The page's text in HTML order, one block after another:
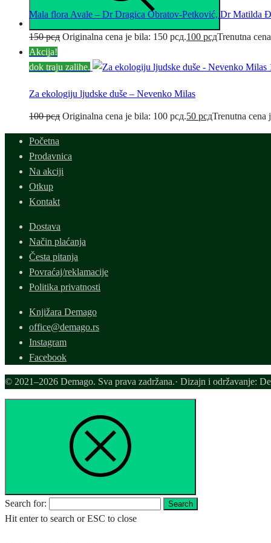
Mala flora Avale – Dr Dragica Obratov-Petković, Dr Matilda
150рсд Originalna cena je bila: 150 рсд.100 рсдTrenutna
Akcija!
dok traju zalihe.
Za ekologiju ljudske duše – Nevenko Milas
100рсд Originalna cena je bila: 100 рсд.50 рсдTrenutna cena
Početna
Prodavnica
Na akciji
Otkup
Kontakt
Dostava
Način plaćanja
Česta pitanja
Povraćaj/reklamacije
Politika privatnosti
Knjižara Demago
office@demago.rs
Instagram
Facebook
© 2021–2026 Demago. Sva prava zadržana.· Dizajn i održavanje:
Search for: Search
Hit enter to search or ESC to close